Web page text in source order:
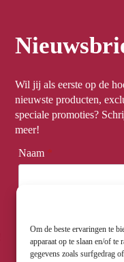
Om de beste ervaringen te
apparaat op te slaan en/of
gegevens zoals surfgedrag
Wil jij als eerste op de
nieuwste producten,
speciale promoties?
meer!
Naam *